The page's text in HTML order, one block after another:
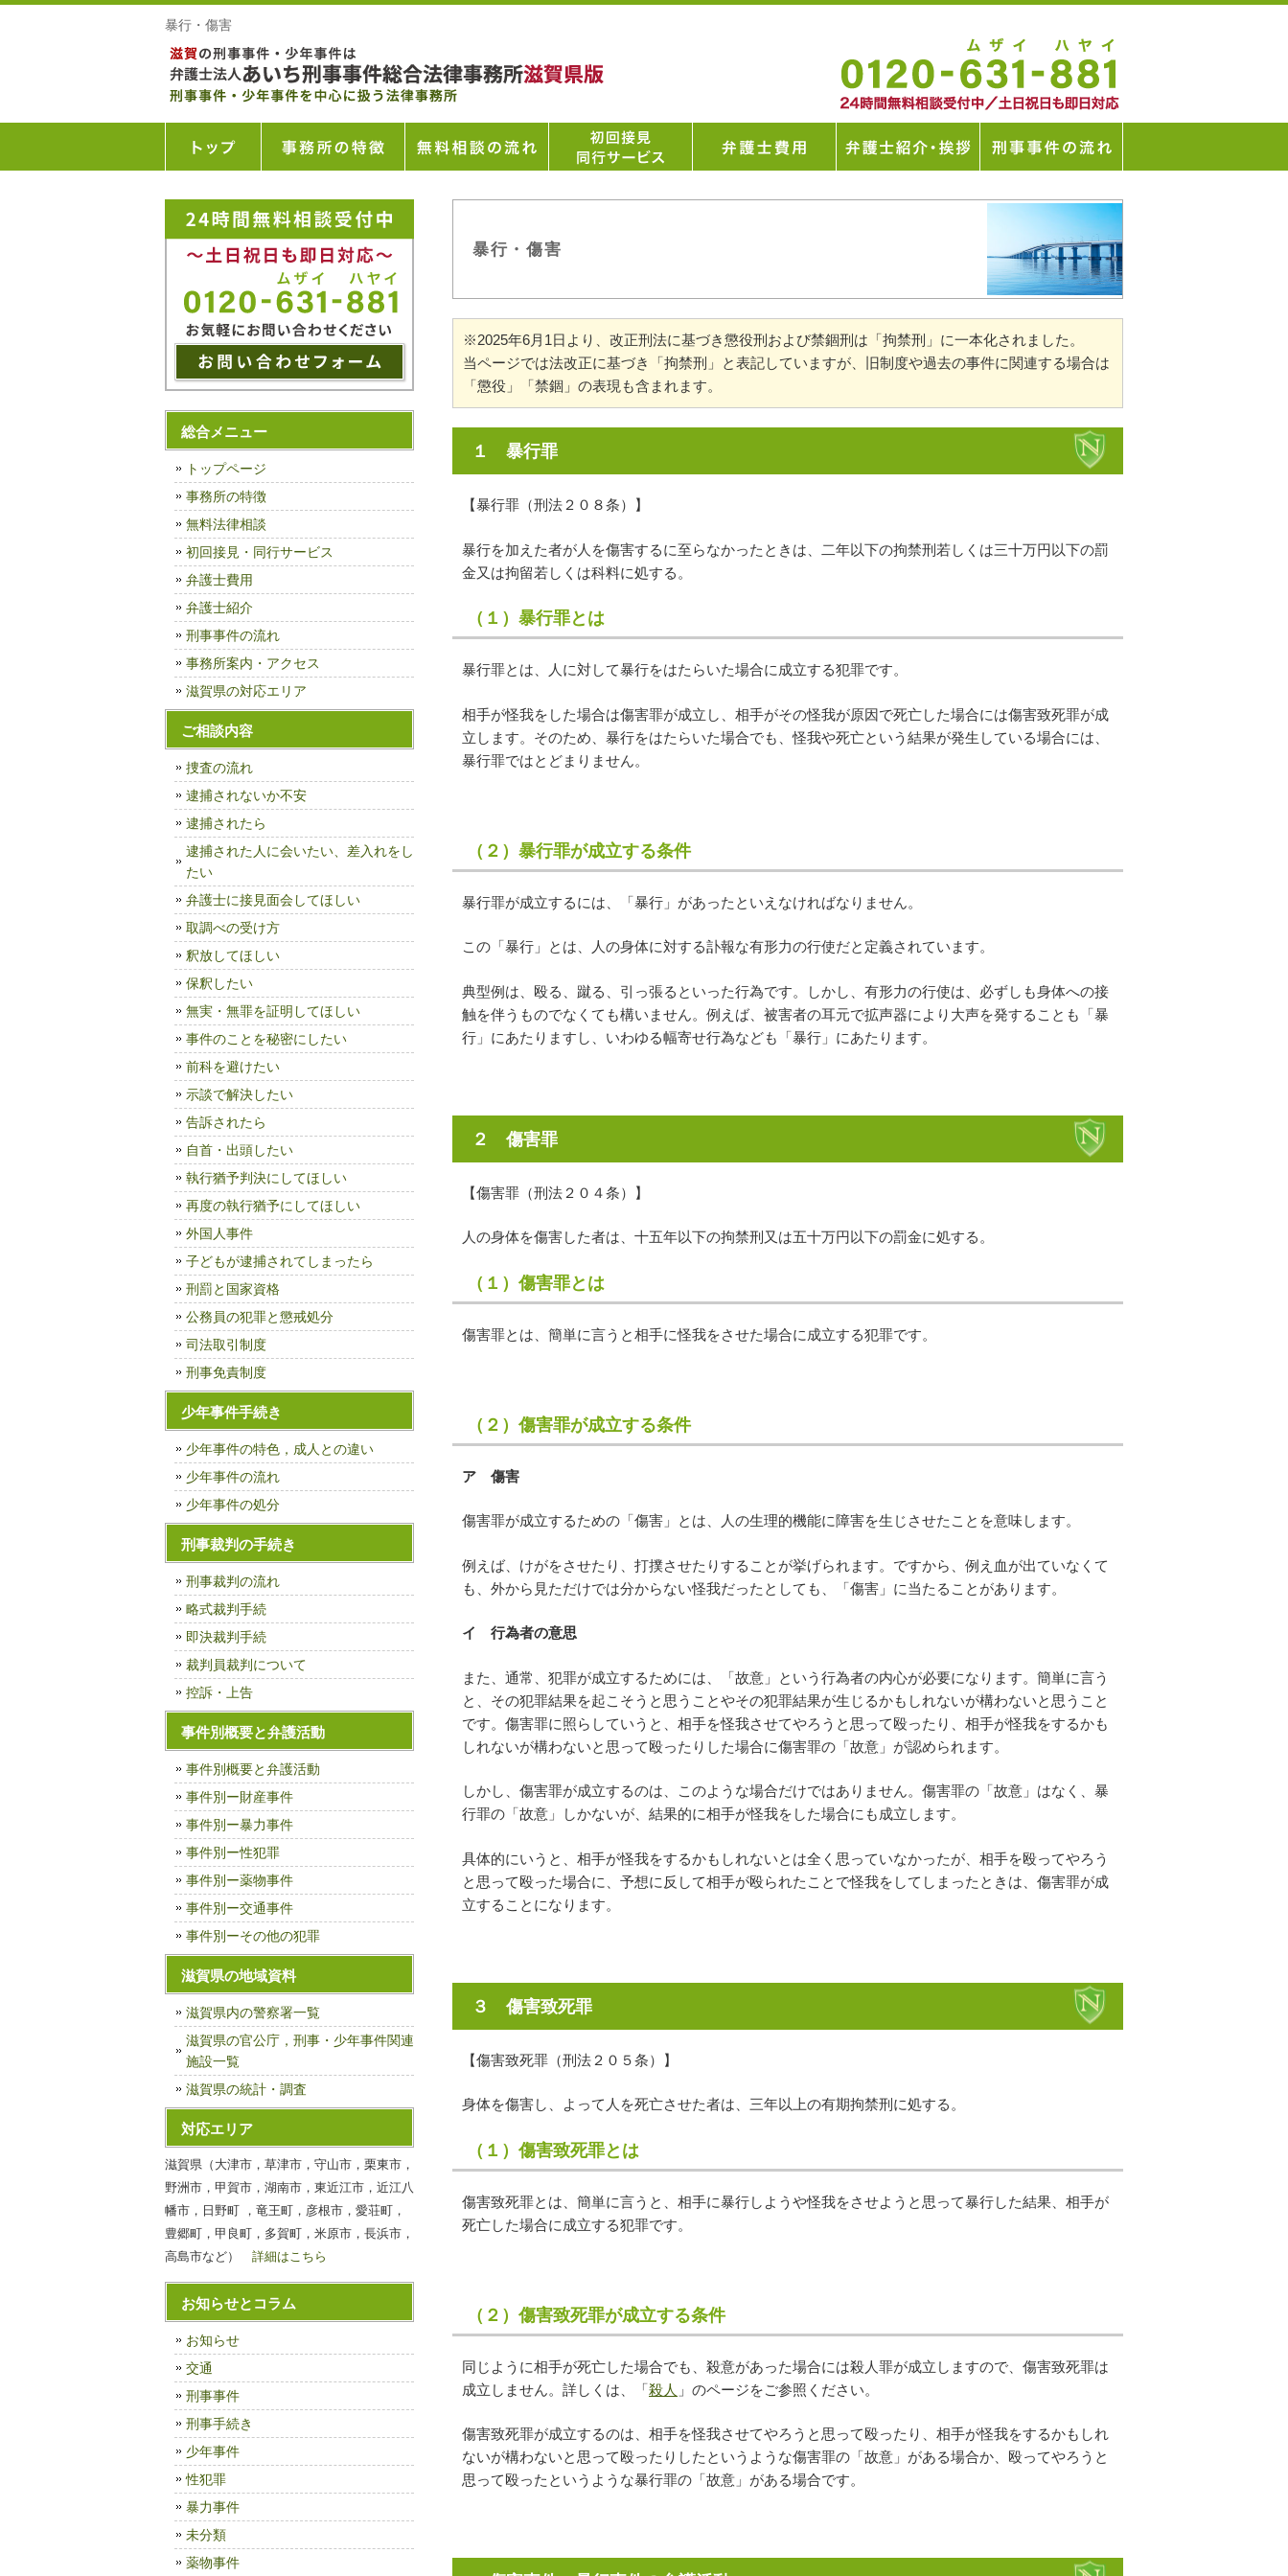
暴行・傷害
暴行・傷害
※2025年6月1日より、改正刑法に基づき懲役刑および禁錮刑は「拘禁刑」に一本化されました。
当ページでは法改正に基づき「拘禁刑」と表記していますが、旧制度や過去の事件に関連する場合は
「懲役」「禁錮」の表現も含まれます。
１ 暴行罪
【暴行罪（刑法２０８条）】
暴行を加えた者が人を傷害するに至らなかったときは、二年以下の拘禁刑若しくは三十万円以下の罰
金又は拘留若しくは科料に処する。
（１）暴行罪とは
暴行罪とは、人に対して暴行をはたらいた場合に成立する犯罪です。
相手が怪我をした場合は傷害罪が成立し、相手がその怪我が原因で死亡した場合には傷害致死罪が成
立します。そのため、暴行をはたらいた場合でも、怪我や死亡という結果が発生している場合には、
暴行罪ではとどまりません。
（２）暴行罪が成立する条件
暴行罪が成立するには、「暴行」があったといえなければなりません。
この「暴行」とは、人の身体に対する訃報な有形力の行使だと定義されています。
典型例は、殴る、蹴る、引っ張るといった行為です。しかし、有形力の行使は、必ずしも身体への接
触を伴うものでなくても構いません。例えば、被害者の耳元で拡声器により大声を発することも「暴
行」にあたりますし、いわゆる幅寄せ行為なども「暴行」にあたります。
２ 傷害罪
【傷害罪（刑法２０４条）】
人の身体を傷害した者は、十五年以下の拘禁刑又は五十万円以下の罰金に処する。
（１）傷害罪とは
傷害罪とは、簡単に言うと相手に怪我をさせた場合に成立する犯罪です。
（２）傷害罪が成立する条件
ア 傷害
傷害罪が成立するための「傷害」とは、人の生理的機能に障害を生じさせたことを意味します。
例えば、けがをさせたり、打撲させたりすることが挙げられます。ですから、例え血が出ていなくて
も、外から見ただけでは分からない怪我だったとしても、「傷害」に当たることがあります。
イ 行為者の意思
また、通常、犯罪が成立するためには、「故意」という行為者の内心が必要になります。簡単に言う
と、その犯罪結果を起こそうと思うことやその犯罪結果が生じるかもしれないが構わないと思うこと
です。傷害罪に照らしていうと、相手を怪我させてやろうと思って殴ったり、相手が怪我をするかも
しれないが構わないと思って殴ったりした場合に傷害罪の「故意」が認められます。
しかし、傷害罪が成立するのは、このような場合だけではありません。傷害罪の「故意」はなく、暴
行罪の「故意」しかないが、結果的に相手が怪我をした場合にも成立します。
具体的にいうと、相手が怪我をするかもしれないとは全く思っていなかったが、相手を殴ってやろう
と思って殴った場合に、予想に反して相手が殴られたことで怪我をしてしまったときは、傷害罪が成
立することになります。
３ 傷害致死罪
【傷害致死罪（刑法２０５条）】
身体を傷害し、よって人を死亡させた者は、三年以上の有期拘禁刑に処する。
（１）傷害致死罪とは
傷害致死罪とは、簡単に言うと、相手に暴行しようや怪我をさせようと思って暴行した結果、相手が
死亡した場合に成立する犯罪です。
（２）傷害致死罪が成立する条件
同じように相手が死亡した場合でも、殺意があった場合には殺人罪が成立しますので、傷害致死罪は
成立しません。詳しくは、「殺人 」のページをご参照ください。
傷害致死罪が成立するのは、相手を怪我させてやろうと思って殴ったり、相手が怪我をするかもしれ
ないが構わないと思って殴ったりしたというような傷害罪の「故意」がある場合か、殴ってやろうと
思って殴ったというような暴行罪の「故意」がある場合です。
総合メニュー
トップページ
事務所の特徴
無料法律相談
初回接見・同行サービス
弁護士費用
弁護士紹介
刑事事件の流れ
事務所案内・アクセス
滋賀県の対応エリア
ご相談内容
捜査の流れ
逮捕されないか不安
逮捕されたら
逮捕された人に会いたい、差入れをし
たい
弁護士に接見面会してほしい
取調べの受け方
釈放してほしい
保釈したい
無実・無罪を証明してほしい
事件のことを秘密にしたい
前科を避けたい
示談で解決したい
告訴されたら
自首・出頭したい
執行猶予判決にしてほしい
再度の執行猶予にしてほしい
外国人事件
子どもが逮捕されてしまったら
刑罰と国家資格
公務員の犯罪と懲戒処分
司法取引制度
刑事免責制度
少年事件手続き
少年事件の特色，成人との違い
少年事件の流れ
少年事件の処分
刑事裁判の手続き
刑事裁判の流れ
略式裁判手続
即決裁判手続
裁判員裁判について
控訴・上告
事件別概要と弁護活動
事件別概要と弁護活動
事件別ー財産事件
事件別ー暴力事件
事件別ー性犯罪
事件別ー薬物事件
事件別ー交通事件
事件別ーその他の犯罪
滋賀県の地域資料
滋賀県内の警察署一覧
滋賀県の官公庁，刑事・少年事件関連
施設一覧
滋賀県の統計・調査
対応エリア
滋賀県（大津市，草津市，守山市，栗東市，
野洲市，甲賀市，湖南市，東近江市，近江八
幡市，日野町 ，竜王町，彦根市，愛荘町，
豊郷町，甲良町，多賀町，米原市，長浜市，
高島市など） 詳細はこちら
お知らせとコラム
お知らせ
交通
刑事事件
刑事手続き
少年事件
性犯罪
暴力事件
未分類
薬物事件